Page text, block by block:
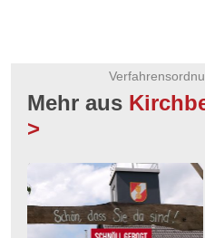
Mehr aus
>